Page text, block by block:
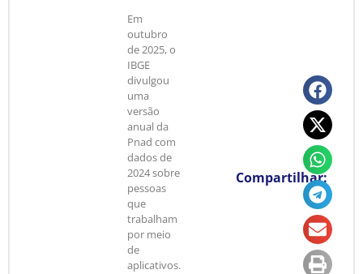
Em
outubro
de 2025, o
IBGE
divulgou
uma
versão
anual da
Pnad com
dados de
2024 sobre
pessoas
que
trabalham
por meio
de
aplicativos.
Compartilhar: